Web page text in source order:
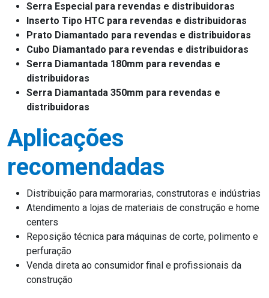
Serra Especial para revendas e distribuidoras
Inserto Tipo HTC para revendas e distribuidoras
Prato Diamantado para revendas e distribuidoras
Cubo Diamantado para revendas e distribuidoras
Serra Diamantada 180mm para revendas e
distribuidoras
Serra Diamantada 350mm para revendas e
distribuidoras
Aplicações
recomendadas
Distribuição para marmorarias, construtoras e indústrias
Atendimento a lojas de materiais de construção e home
centers
Reposição técnica para máquinas de corte, polimento e
perfuração
Venda direta ao consumidor final e profissionais da
construção